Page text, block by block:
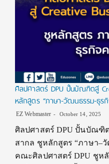
ศิลปศาสตร์ DPU ปั้นบัณฑิตสู่
หลักสูตร “ภาษา-วัฒนธรรม-ธุร
EZ Webmaster October 14, 2025
ศิลปศาสตร์ DPU ปั้นบัณฑิต
สากล ชูหลักสูตร “ภาษา–
คณะศิลปศาสตร์ DPU ชูห